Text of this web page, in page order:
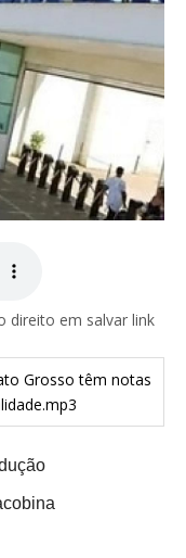
direito em salvar link
Grosso têm notas